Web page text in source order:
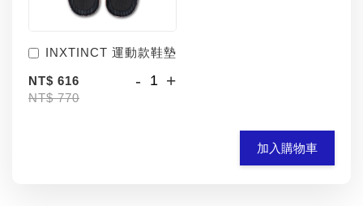
INXTINCT 運動款鞋墊
NT$ 616
NT$ 770
- +
加入購物車